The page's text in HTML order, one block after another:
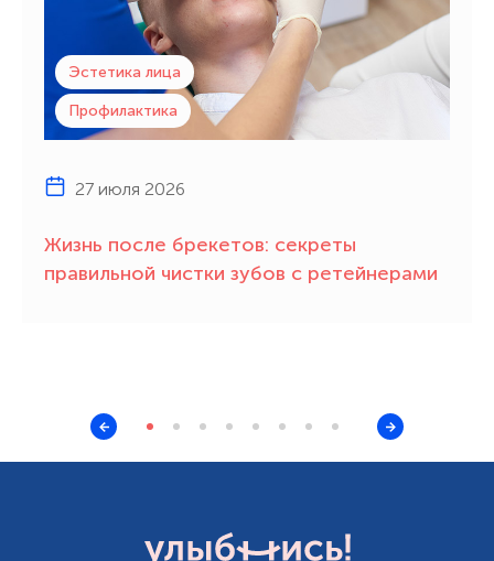
Эстетика лица
Профилактика
27 июля 2026
Жизнь после брекетов: секреты
правильной чистки зубов с ретейнерами